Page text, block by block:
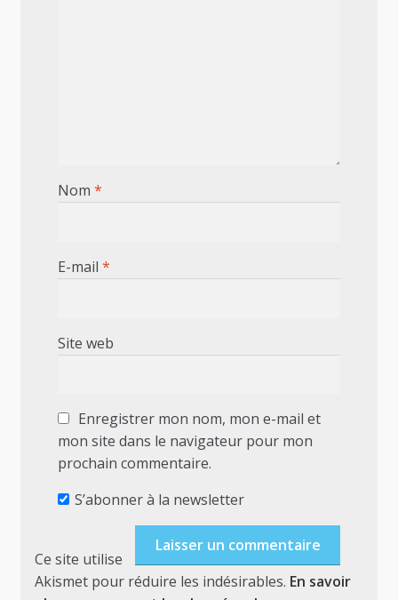
Nom *
E-mail *
Site web
Enregistrer mon nom, mon e-mail et
mon site dans le navigateur pour mon
prochain commentaire.
S’abonner à la newsletter
Ce site utilise
Akismet pour réduire les indésirables. En savoir